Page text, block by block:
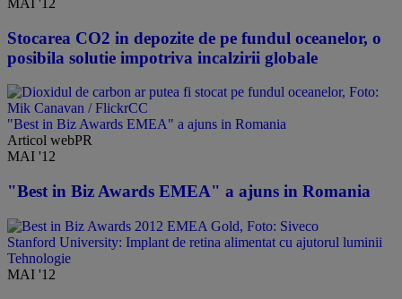
Stocarea CO2 in depozite de pe fundul oceanelor, o
posibila solutie impotriva incalzirii globale
"Best in Biz Awards EMEA" a ajuns in Romania
Articol webPR
MAI '12
"Best in Biz Awards EMEA" a ajuns in Romania
Stanford University: Implant de retina alimentat cu ajutorul luminii
Tehnologie
MAI '12